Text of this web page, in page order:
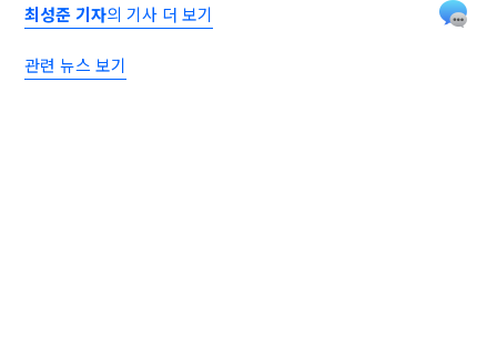
최성준 기자의 기사 더 보기
관련 뉴스 보기